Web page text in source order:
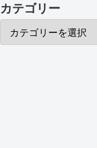
カテゴリー